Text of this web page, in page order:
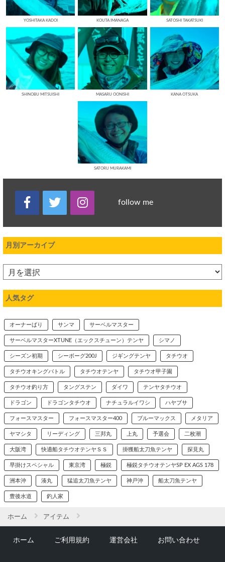
YOSHITAKA KADOI KOUTA IMANAGA SATOSHI TAKATSUKI
SHINOBU MITSUISHI MASARU OONISHI KANA OTSUKA
SATORU MURAKAMI
follow me
月別アーカイブ
人気タグ
オーナーばり サンマ サーベルマスター
サーベルマスターXTUNE（エックスチューン）テンヤ シマノ
シーズン初期 シーボーグ200J ジギングテンヤ タチウオ
タチウオキングバトル タチウオテンヤ タチウオ甲子園
タチウオ釣り方 タングステン ダイワ テンヤタチウオ
ドラゴン ドラゴンタチウオ ナチュラルイワシ ハヤブサ
フォースマスター フォースマスター400 ブルーマックス メタリア
ヤマシタ リーディング 三邦丸 上丸 予選会 二枚潮
大阪湾 快適船タチウオテンヤＳＳ 掛獲船太刀魚テンヤ 探見丸
早掛けスペシャル 東京湾 極鋭 極鋭タチウオテンヤSP EX AGS 178
洲本沖 湊丸 猛追太刀魚テンヤ 神戸沖 船太刀魚テンヤ
豊後水道 釣人家
ホーム アイテム
ホーム ご利用規約 運営会社 お問い合わせ